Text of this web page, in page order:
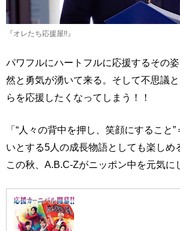
『オレたち応援屋!!』
パワフルにハートフルに応援するその
然と勇気が湧いて来る。そして不思議
らを応援したくなってしまう！！
「“人々の背中を押し、笑顔にすること”
いとする5人の成長物語としても楽しめ
この秋、A.B.C-Zがニッポン中を元気に